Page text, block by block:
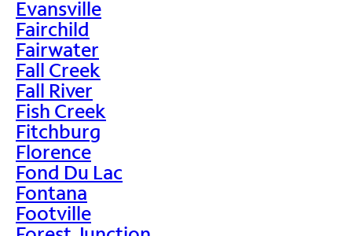
Evansville
Fairchild
Fairwater
Fall Creek
Fall River
Fish Creek
Fitchburg
Florence
Fond Du Lac
Fontana
Footville